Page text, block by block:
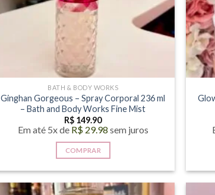
BATH & BODY WORKS
Ginghan Gorgeous – Spray Corporal 236 ml
– Bath and Body Works Fine Mist
R$ 149.90
Em até 5x de R$29.98 sem juros
COMPRAR